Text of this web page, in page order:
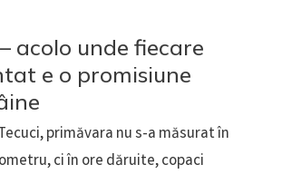
acolo unde fiecare
e o promisiune
primăvara nu s-a măsurat în
ci în ore dăruite, copaci